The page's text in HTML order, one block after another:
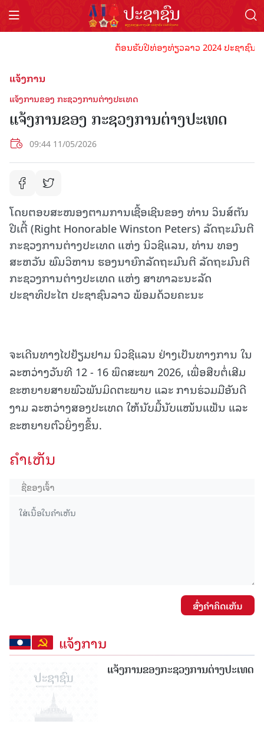
ຕ້ອນຮັບປີທ່ອງທ່ຽວລາວ 2024 ປະຊາຊົນ
ແຈ້ງການ
ແຈ້ງການຂອງ ກະຊວງການຕ່າງປະເທດ
ແຈ້ງການຂອງ ກະຊວງການຕ່າງປະເທດ
09:44 11/05/2026
ໂດຍຕອບສະໜອງຕາມການເຊື້ອເຊີນຂອງ ທ່ານ ວິນສ໌ຕັນ
ປີເຕີ້ (Right Honorable Winston Peters) ລັດຖະມົນຕີ
ກະຊວງການຕ່າງປະເທດ ແຫ່ງ ນິວຊີແລນ,​ ທ່ານ ທອງ
ສະຫວັນ ພົມວິຫານ ຮອງນາຍົກລັດຖະມົນຕີ ລັດຖະມົນຕີ
ກະຊວງການຕ່າງປະເທດ ແຫ່ງ ສາທາລະນະລັດ
ປະຊາທິປະໄຕ ປະຊາຊົນລາວ ພ້ອມດ້ວຍຄະນະ
ຈະເດີນທາງໄປຢ້ຽມຢາມ ນິວຊີແລນ ຢ່າງເປັນທາງການ ໃນ
ລະຫວ່າງວັນທີ 12 - 16 ພຶດສະພາ 2026, ເພື່ອສືບຕໍ່ເສີມ
ຂະຫຍາຍສາຍພົວພັນມິດຕະພາບ ແລະ ການຮ່ວມມືອັນດີ
ງາມ ລະຫວ່າງສອງປະເທດ ໃຫ້ນັບມື້ນັບແໜ້ນແຟ້ນ ແລະ
ຂະຫຍາຍຕົວຍິ່ງໆຂຶ້ນ.
ຄໍາເຫັນ
ສົ່ງຄໍາຄິດເຫັນ
ແຈ້ງການ
ແຈ້ງການຂອງກະຊວງການຕ່າງປະເທດ